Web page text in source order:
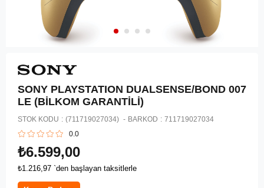
SONY PLAYSTATION DUALSENSE/BOND 007
LE (BİLKOM GARANTİLİ)
STOK KODU (711719027034) BARKOD : 711719027034
0.0
₺6.599,00
₺1.216,97 `den başlayan taksitlerle